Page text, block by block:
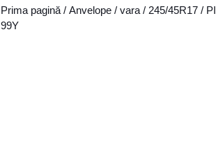
Prima pagină / Anvelope / vara / 245/45R17 /
99Y